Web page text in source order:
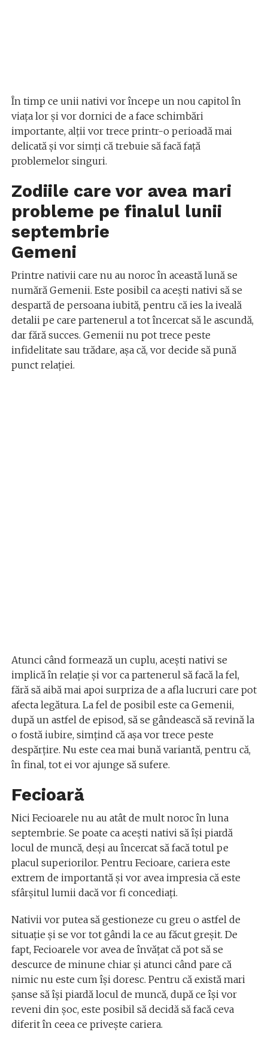
În timp ce unii nativi vor începe un nou capitol în
viața lor și vor dornici de a face schimbări
importante, alții vor trece printr-o perioadă mai
delicată și vor simți că trebuie să facă față
problemelor singuri.
Zodiile care vor avea mari
probleme pe finalul lunii
septembrie
Gemeni
Printre nativii care nu au noroc în această lună se
numără Gemenii. Este posibil ca acești nativi să se
despartă de persoana iubită, pentru că ies la iveală
detalii pe care partenerul a tot încercat să le ascundă,
dar fără succes. Gemenii nu pot trece peste
infidelitate sau trădare, așa că, vor decide să pună
punct relației.
Atunci când formează un cuplu, acești nativi se
implică în relație și vor ca partenerul să facă la fel,
fără să aibă mai apoi surpriza de a afla lucruri care pot
afecta legătura. La fel de posibil este ca Gemenii,
după un astfel de episod, să se gândească să revină la
o fostă iubire, simțind că așa vor trece peste
despărțire. Nu este cea mai bună variantă, pentru că,
în final, tot ei vor ajunge să sufere.
Fecioară
Nici Fecioarele nu au atât de mult noroc în luna
septembrie. Se poate ca acești nativi să își piardă
locul de muncă, deși au încercat să facă totul pe
placul superiorilor. Pentru Fecioare, cariera este
extrem de importantă și vor avea impresia că este
sfârșitul lumii dacă vor fi concediați.
Nativii vor putea să gestioneze cu greu o astfel de
situație și se vor tot gândi la ce au făcut greșit. De
fapt, Fecioarele vor avea de învățat că pot să se
descurce de minune chiar și atunci când pare că
nimic nu este cum își doresc. Pentru că există mari
șanse să își piardă locul de muncă, după ce își vor
reveni din șoc, este posibil să decidă să facă ceva
diferit în ceea ce privește cariera.